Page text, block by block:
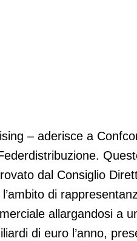
gdo?
– aderisce a
dal Consiglio
di
allargandosi a
di euro l’anno,